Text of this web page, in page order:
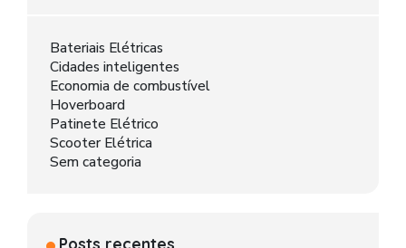
Bateriais Elétricas
Cidades inteligentes
Economia de combustível
Hoverboard
Patinete Elétrico
Scooter Elétrica
Sem categoria
Posts recentes